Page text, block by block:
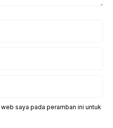
saya pada peramban ini untuk